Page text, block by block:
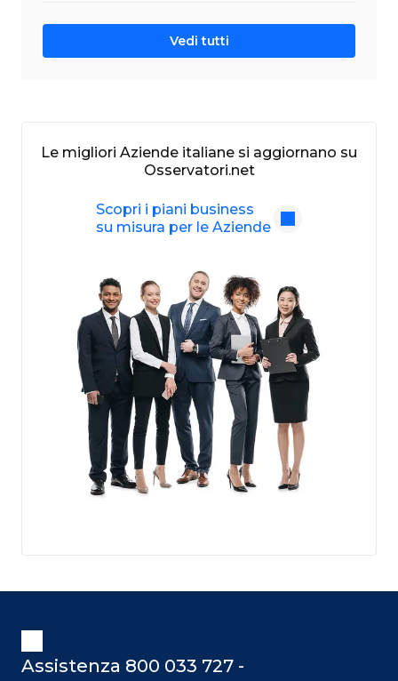
Vedi tutti
Le migliori Aziende italiane si aggiornano su
Osservatori.net
Scopri i piani business
su misura per le Aziende
Assistenza 800 033 727 -